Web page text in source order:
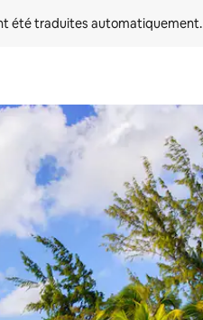
été traduites automatiquement.